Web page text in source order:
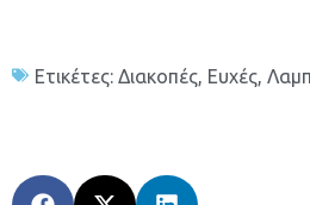
Ετικέτες: Διακοπές, Ευχές,